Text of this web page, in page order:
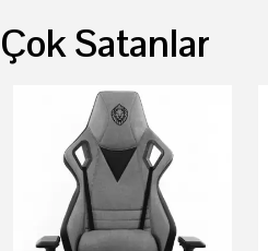
Çok Satanlar